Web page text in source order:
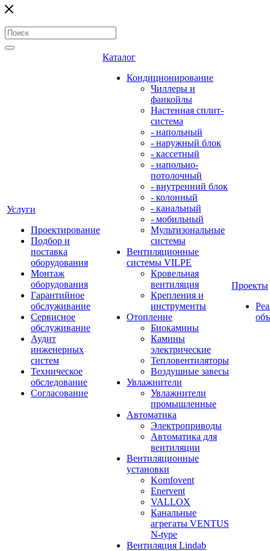
Услуги
Проектирование
Подбор и
поставка
оборудования
Монтаж
оборудования
Гарантийное
обслуживание
Сервисное
обслуживание
Аудит
инженерных
систем
Техническое
обследование
Согласование
Каталог
Кондиционирование
Чиллеры и
фанкойлы
Настенная сплит-
система
- напольный
- наружный блок
- кассетный
- напольно-
потолочный
- внутренний блок
- колонный
- канальный
- мобильный
Мультизональные
системы
Вентиляционные
системы VILPE
Кровельная
вентиляция
Крепления и
инструменты
Отопление
Биокамины
Камины
электрические
Тепловентиляторы
Воздушные завесы
Увлажнители
Увлажнители
промышленные
Автоматика
Электроприводы
Автоматика для
вентиляции
Вентиляционные
установки
Komfovent
Enervent
VALLOX
Канальные
агрегаты VENTUS
N-type
Вентиляция Lindab
Проекты